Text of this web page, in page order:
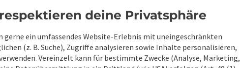
deine Privatsphäre
gerne ein umfassendes Website-Erlebnis mit uneingeschränkten
(z. B. Suche), Zugriffe analysieren sowie Inhalte personalisieren,
Vereinzelt kann für bestimmte Zwecke (Analyse, Marketing,